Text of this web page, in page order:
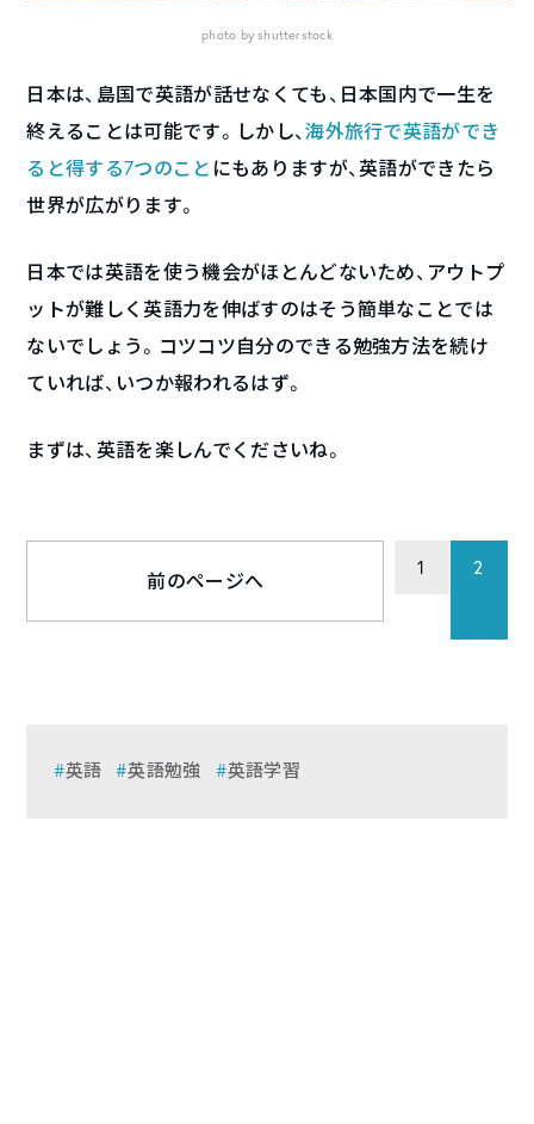
photo by shutterstock
日本は、島国で英語が話せなくても、日本国内で一生を
終えることは可能です。しかし、海外旅行で英語ができ
ると得する7つのこと にもありますが、英語ができたら
世界が広がります。
日本では英語を使う機会がほとんどないため、アウトプ
ットが難しく英語力を伸ばすのはそう簡単なことでは
ないでしょう。コツコツ自分のできる勉強方法を続け
ていれば、いつか報われるはず。
まずは、英語を楽しんでくださいね。
前のページへ
1 2
英語 英語勉強 英語学習